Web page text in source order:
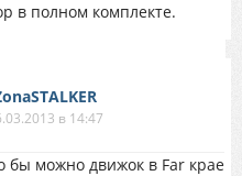
в полном комплекте.
в 14:47
бы можно движок в Far крае